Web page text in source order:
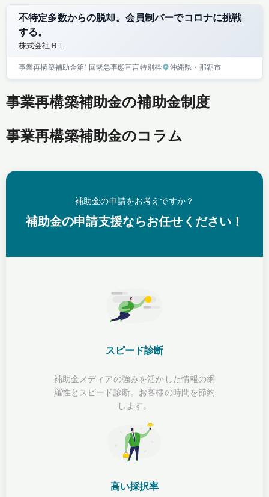
不特定多数からの脱却。会員制バーでコロナに挑戦
する。
株式会社ＲＬ
事業再構築補助金第1回緊急事態宣言特別枠 沖縄県 ・那覇市
事業再構築補助金の補助金制度
事業再構築補助金のコラム
補助金の申請をお考えですか？
補助金の申請支援ならお任せください！
スピード診断
補助金メディアの強みを活かした情報の網
羅性とスピード診断。お客様の時間を節約
します。
高い採択率